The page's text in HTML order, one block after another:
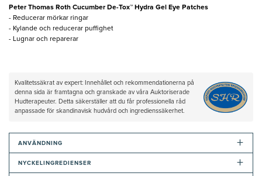
Peter Thomas Roth Cucumber De-Tox™ Hydra Gel Eye Patches​
- Reducerar mörkar ringar
- Kylande och reducerar puffighet
- Lugnar och reparerar
Kvalitetssäkrat av expert: Innehållet och rekommendationerna på
denna sida är framtagna och granskade av våra Auktoriserade
Hudterapeuter. Detta säkerställer att du får professionella råd
anpassade för skandinavisk hudvård och ingredienssäkerhet.
ANVÄNDNING +
NYCKELINGREDIENSER +